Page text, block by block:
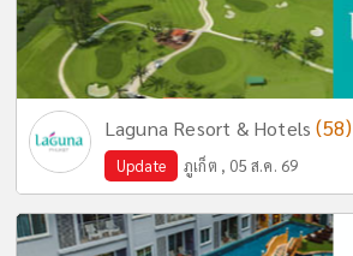
Laguna Resort & Hotels(58)
Update ภูเก็ต , 05 ส.ค. 69